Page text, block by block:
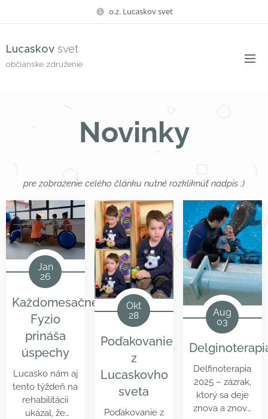
o.z. Lucaskov svet
Lucaskov svet
občianske združenie
Novinky
pre zobrazenie celého článku nutné rozkliknúť nadpis :)
Jan
26
Každomesačné
Fyzio
prináša
úspechy
Lucasko nám aj
tento týždeň na
rehabilitácii
ukázal, že
Okt
28
Poďakovanie
z
Lucaskovho
sveta
Poďakovanie z
Aug
03
Delfinoterapia
2025 – zázrak,
ktorý sa deje
znova a znova